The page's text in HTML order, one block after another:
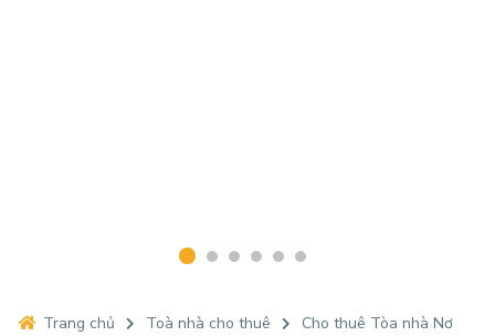
Trang chủ Toà nhà cho thuê
Cho thuê Tòa nhà Nơ